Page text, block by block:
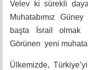
Velev ki sürekli
Muhatabımız
başta İsrail olmak
Görünen yeni
Ülkemizde,